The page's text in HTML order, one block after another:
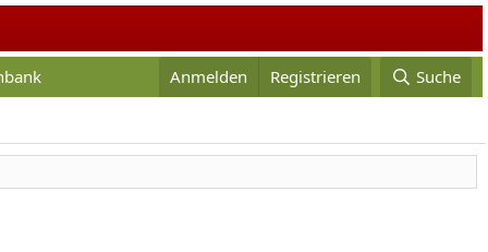
Anmelden Registrieren Suche